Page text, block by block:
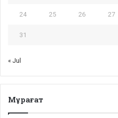
24 25 26 27
31
« Jul
Мұрағат